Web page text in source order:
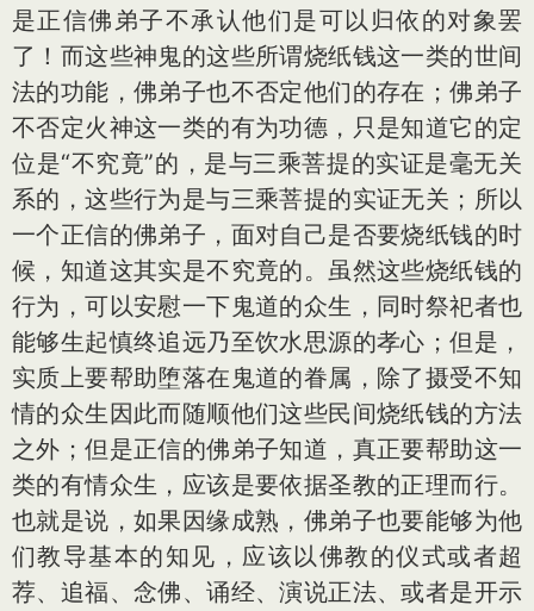
是正信佛弟子不承认他们是可以归依的对象罢
了！而这些神鬼的这些所谓烧纸钱这一类的世间
法的功能，佛弟子也不否定他们的存在；佛弟子
不否定火神这一类的有为功德，只是知道它的定
位是“不究竟”的，是与三乘菩提的实证是毫无关
系的，这些行为是与三乘菩提的实证无关；所以
一个正信的佛弟子，面对自己是否要烧纸钱的时
候，知道这其实是不究竟的。虽然这些烧纸钱的
行为，可以安慰一下鬼道的众生，同时祭祀者也
能够生起慎终追远乃至饮水思源的孝心；但是，
实质上要帮助堕落在鬼道的眷属，除了摄受不知
情的众生因此而随顺他们这些民间烧纸钱的方法
之外；但是正信的佛弟子知道，真正要帮助这一
类的有情众生，应该是要依据圣教的正理而行。
也就是说，如果因缘成熟，佛弟子也要能够为他
们教导基本的知见，应该以佛教的仪式或者超
荐、追福、念佛、诵经、演说正法、或者是开示